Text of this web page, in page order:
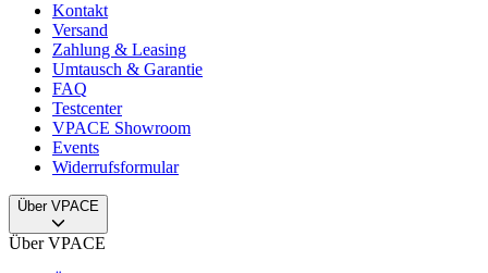
Kontakt
Versand
Zahlung & Leasing
Umtausch & Garantie
FAQ
Testcenter
VPACE Showroom
Events
Widerrufsformular
Über VPACE
Über VPACE